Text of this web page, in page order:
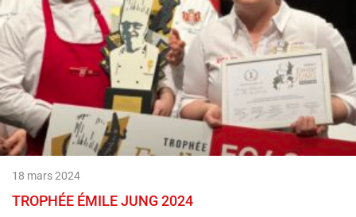
18 mars 2024
TROPHÉE ÉMILE JUNG 2024